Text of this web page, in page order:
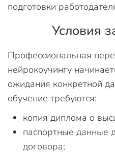
подготовки
Условия
Профессиональная
нейрокоучингу
ожидания конкретной
обучение требуются:
копия диплома о
паспортные данные
договора;